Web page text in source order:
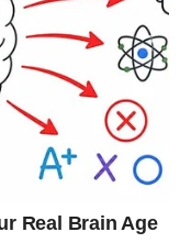
zna šta mu je
nisu sami. Da je
štiti, čuva. Ovo
može da kaže: